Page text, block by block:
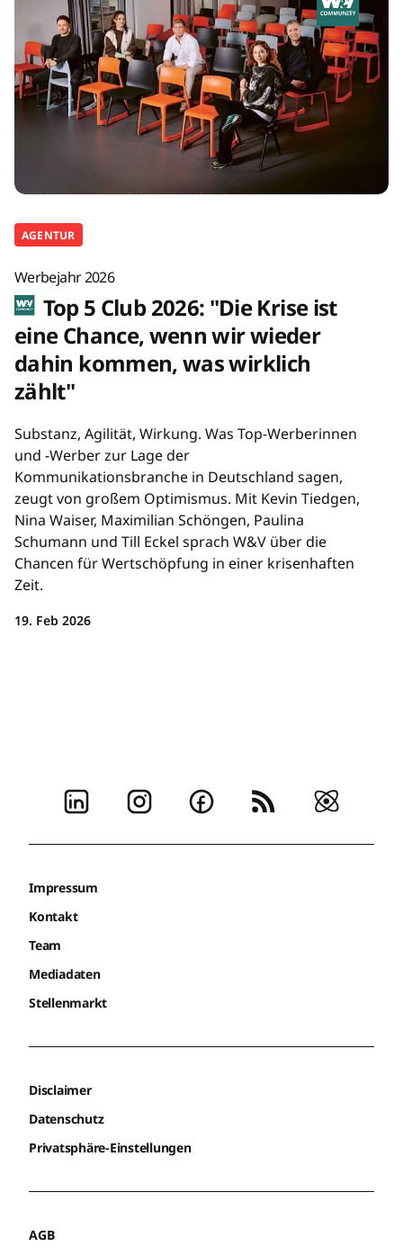
AGENTUR
Werbejahr 2026
Top 5 Club 2026: "Die Krise ist
eine Chance, wenn wir wieder
dahin kommen, was wirklich
zählt"
Substanz, Agilität, Wirkung. Was Top-Werberinnen
und -Werber zur Lage der
Kommunikationsbranche in Deutschland sagen,
zeugt von großem Optimismus. Mit Kevin Tiedgen,
Nina Waiser, Maximilian Schöngen, Paulina
Schumann und Till Eckel sprach W&V über die
Chancen für Wertschöpfung in einer krisenhaften
Zeit.
19. Feb 2026
Impressum
Kontakt
Team
Mediadaten
Stellenmarkt
Disclaimer
Datenschutz
Privatsphäre-Einstellungen
AGB